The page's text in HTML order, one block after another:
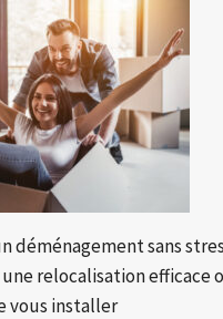
déménagement sans
relocalisation efficace
vous installer